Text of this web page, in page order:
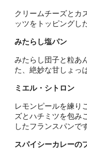
クリームチーズとカ
ッツをトッピングし
みたらし塩パン
みたらし団子と粒あ
た、絶妙な甘しょっ
ミエル・シトロン
レモンピールを練り
ズとハチミツを包み
したフランスパンで
スパイシーカレーの